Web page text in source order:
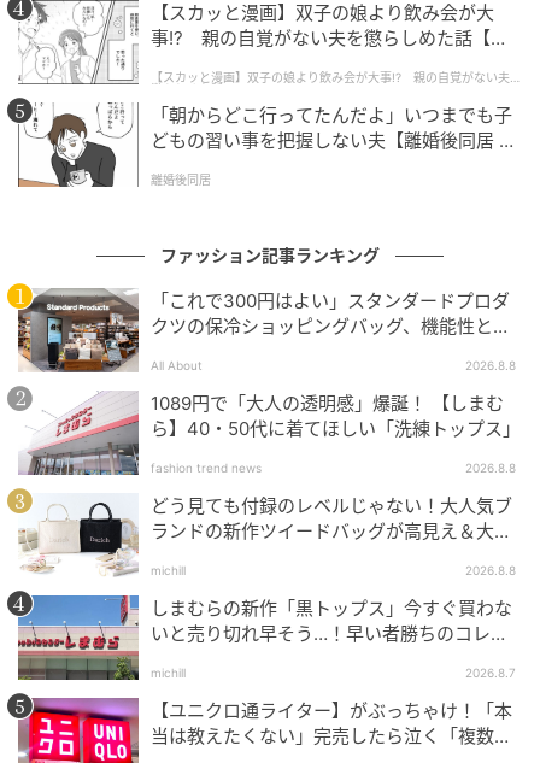
出典：3COINS
【3COINS】「ライトパッカブルバッグ」¥550（税
込）
シンプルなデザインのエコバッグ。内側には収納用の
巾着が付いており、小さく折りたためば手のひらに収
まるほどコンパクトに。バッグに忍ばせておいてもか
さばりにくく、普段から持ち歩きやすいのが魅力。急
に荷物が増えたときや、買い物の予定ができたときに
も頼りになります。
【スカッと漫画】双子の娘より飲み会が大
事!? 親の自覚がない夫を懲らしめた話【第1
【スカッと漫画】双子の娘より飲み会が大事!? 親の自覚がない夫を
懲らしめた話
「朝からどこ行ってたんだよ」いつまでも子
どもの習い事を把握しない夫【離婚後同居 Vo
離婚後同居
ファッション記事ランキング
「これで300円はよい」スタンダードプロダ
クツの保冷ショッピングバッグ、機能性とデ
All About 2026.8.8
1089円で「大人の透明感」爆誕！ 【しまむ
ら】40・50代に着てほしい「洗練トップス」
fashion trend news 2026.8.8
どう見ても付録のレベルじゃない！大人気ブ
ランドの新作ツイードバッグが高見え＆大容
michill 2026.8.8
しまむらの新作「黒トップス」今すぐ買わな
いと売り切れ早そう…！早い者勝ちのコレ買
michill 2026.8.7
【ユニクロ通ライター】がぶっちゃけ！「本
当は教えたくない」完売したら泣く「複数買